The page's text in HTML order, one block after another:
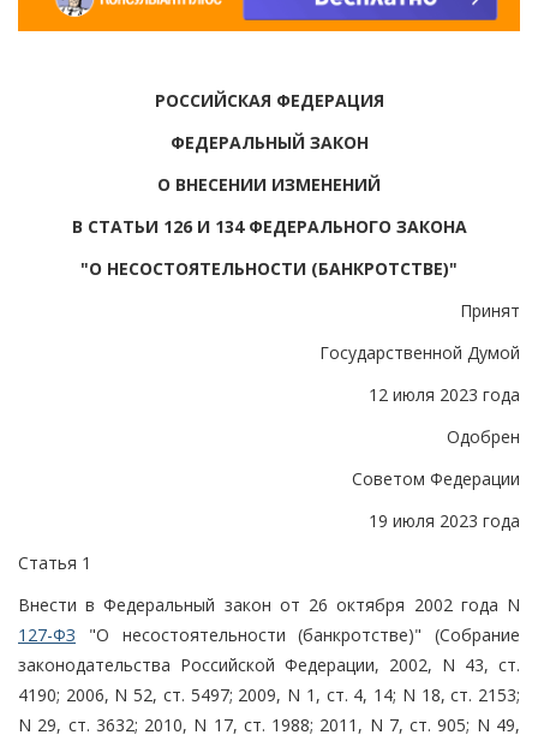
РОССИЙСКАЯ ФЕДЕРАЦИЯ
ФЕДЕРАЛЬНЫЙ ЗАКОН
О ВНЕСЕНИИ ИЗМЕНЕНИЙ
В СТАТЬИ 126 И 134 ФЕДЕРАЛЬНОГО ЗАКОНА
"О НЕСОСТОЯТЕЛЬНОСТИ (БАНКРОТСТВЕ)"
Принят
Государственной Думой
12 июля 2023 года
Одобрен
Советом Федерации
19 июля 2023 года
Статья 1
Внести в Федеральный закон от 26 октября 2002 года N
127-ФЗ "О несостоятельности (банкротстве)" (Собрание
законодательства Российской Федерации, 2002, N 43, ст.
4190; 2006, N 52, ст. 5497; 2009, N 1, ст. 4, 14; N 18, ст. 2153;
N 29, ст. 3632; 2010, N 17, ст. 1988; 2011, N 7, ст. 905; N 49,